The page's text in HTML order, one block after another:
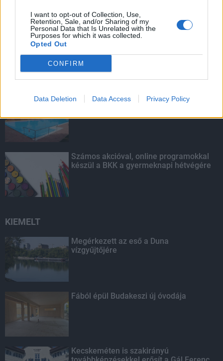
I want to opt-out of Collection, Use,
Retention, Sale, and/or Sharing of my
Personal Data that Is Unrelated with the
Purposes for which it was collected.
Opted Out
CONFIRM
Data Deletion Data Access Privacy Policy
LEGOLVASOTTABB
Tizenöt hegedűkészítő-mester mutatja
be munkáját Budán
Megújult és újranyitott a gödöllői
Számos akcióval, online programokkal
készül a BKK a gyermeknapi hétvégére
KIEMELT
Megérkezett az eső a Duna
vízgyűjtőjére
Fából épül Budakeszi új óvodája
Kecskeméten is szakirányú